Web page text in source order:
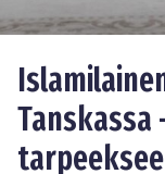
Tanskassa